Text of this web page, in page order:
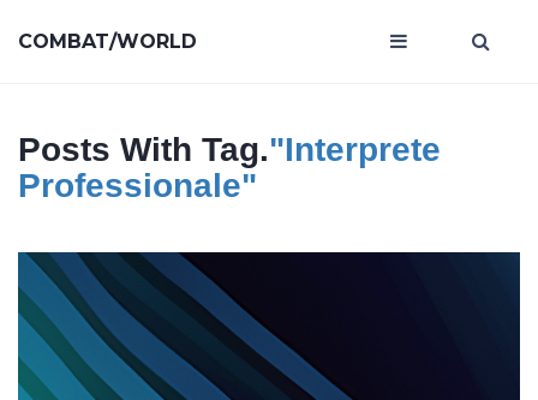
COMBAT/WORLD
Posts With Tag."interprete
Professionale"